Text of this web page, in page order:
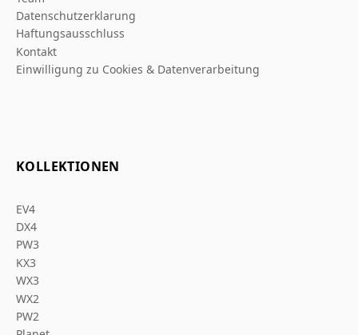
Datenschutzerklarung
Haftungsausschluss
Kontakt
Einwilligung zu Cookies & Datenverarbeitung
KOLLEKTIONEN
EV4
DX4
PW3
KX3
WX3
WX2
PW2